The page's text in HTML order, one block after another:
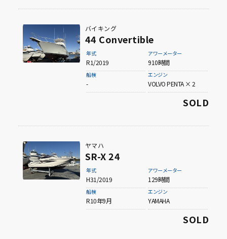
バイキング
44 Convertible
年式
R1/2019
アワーメーター
910時間
船検
-
エンジン
VOLVO PENTA × 2
SOLD
ヤマハ
SR-X 24
年式
H31/2019
アワーメーター
129時間
船検
R10年9月
エンジン
YAMAHA
SOLD